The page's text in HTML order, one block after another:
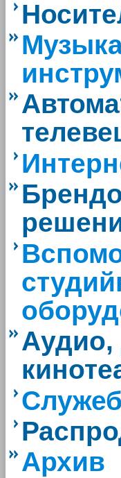
Архив